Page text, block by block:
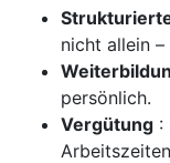
nicht allein
persönlich.
Vergütung :